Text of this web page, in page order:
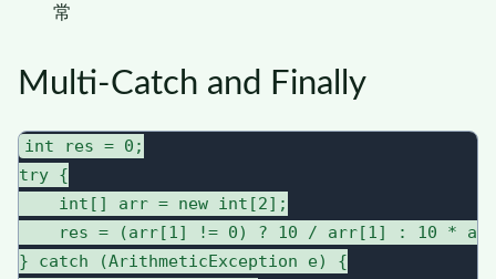
常
Multi-Catch and Finally
int res = 0;
try {
    int[] arr = new int[2];
res = (arr[1] != 0) ? 10 / arr[1] : 10 *
} catch (ArithmeticException e) {